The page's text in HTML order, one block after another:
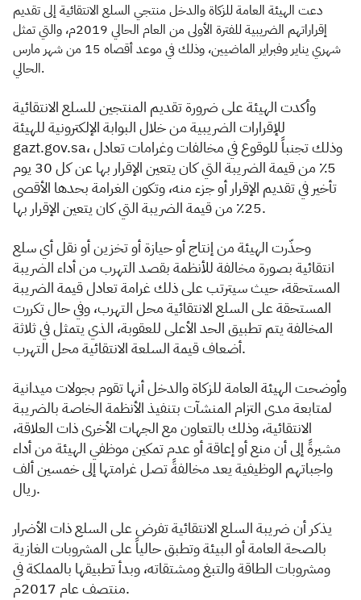
دعت الهيئة العامة للزكاة والدخل منتجي السلع الانتقائية إلى تقديم
إقراراتهم الضريبية للفترة الأولى من العام الحالي 2019م، والتي تمثل
شهري يناير وفبراير الماضيين، وذلك في موعد أقصاه 15 من شهر مارس
الحالي.
وأكدت الهيئة على ضرورة تقديم المنتجين للسلع الانتقائية
للإقرارات الضريبية من خلال البوابة الإلكترونية للهيئة
gazt.gov.sa، وذلك تجنباً للوقوع في مخالفات وغرامات تعادل
5٪ من قيمة الضريبة التي كان يتعين الإقرار بها عن كل 30 يوم
تأخير في تقديم الإقرار أو جزء منه، وتكون الغرامة بحدها الأقصى
25٪ من قيمة الضريبة التي كان يتعين الإقرار بها.
وحذّرت الهيئة من إنتاج أو حيازة أو تخزين أو نقل أي سلع
انتقائية بصورة مخالفة للأنظمة بقصد التهرب من أداء الضريبة
المستحقة، حيث سيترتب على ذلك غرامة تعادل قيمة الضريبة
المستحقة على السلع الانتقائية محل التهرب، وفي حال تكررت
المخالفة يتم تطبيق الحد الأعلى للعقوبة، الذي يتمثل في ثلاثة
أضعاف قيمة السلعة الانتقائية محل التهرب.
وأوضحت الهيئة العامة للزكاة والدخل أنها تقوم بجولات ميدانية
لمتابعة مدى التزام المنشآت بتنفيذ الأنظمة الخاصة بالضريبة
الانتقائية، وذلك بالتعاون مع الجهات الأخرى ذات العلاقة،
مشيرةً إلى أن منع أو إعاقة أو عدم تمكين موظفي الهيئة من أداء
واجباتهم الوظيفية يعد مخالفةً تصل غرامتها إلى خمسين ألف
ريال.
يذكر أن ضريبة السلع الانتقائية تفرض على السلع ذات الأضرار
بالصحة العامة أو البيئة وتطبق حالياً على المشروبات الغازية
ومشروبات الطاقة والتبغ ومشتقاته، وبدأ تطبيقها بالمملكة في
منتصف عام 2017م.